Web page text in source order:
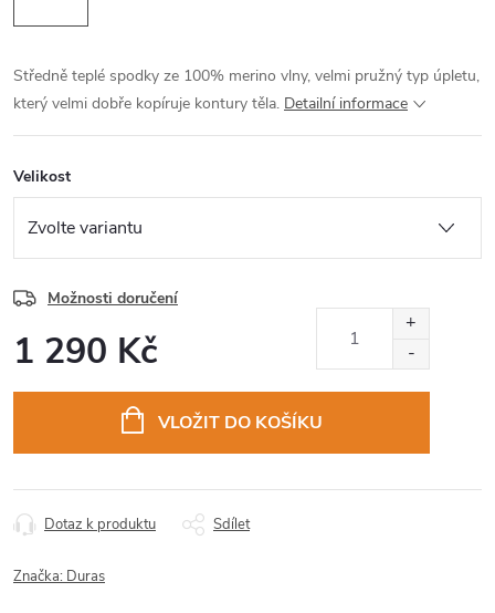
Středně teplé spodky ze 100% merino vlny, velmi pružný typ úpletu,
který velmi dobře kopíruje kontury těla. Detailní informace
Velikost
Možnosti doručení
1 290 Kč
VLOŽIT DO KOŠÍKU
Dotaz k produktu Sdílet
Značka: Duras